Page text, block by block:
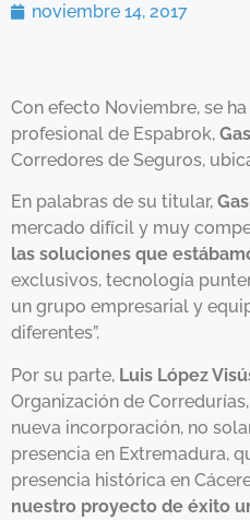
noviembre 14, 2017
Con efecto Noviembre, se
profesional de Espabrok,
Corredores de Seguros,
En palabras de su titular,
mercado difícil y muy
las soluciones que
exclusivos, tecnología
un grupo empresarial y
diferentes”.
Por su parte, Luis López
Organización de
nueva incorporación, no
presencia en Extremadura,
presencia histórica en
nuestro proyecto de éxito